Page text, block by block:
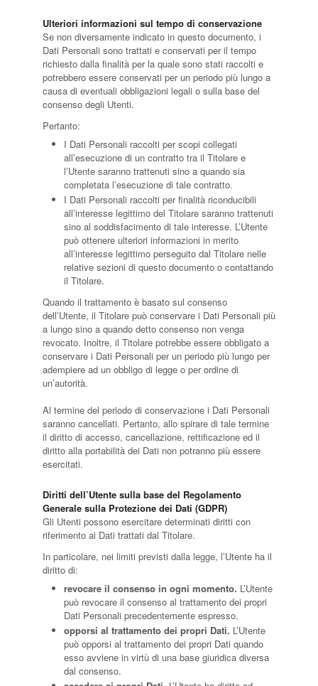
Ulteriori informazioni sul tempo di conservazione
Se non diversamente indicato in questo documento, i
Dati Personali sono trattati e conservati per il tempo
richiesto dalla finalità per la quale sono stati raccolti e
potrebbero essere conservati per un periodo più lungo a
causa di eventuali obbligazioni legali o sulla base del
consenso degli Utenti.
Pertanto:
I Dati Personali raccolti per scopi collegati
all’esecuzione di un contratto tra il Titolare e
l’Utente saranno trattenuti sino a quando sia
completata l’esecuzione di tale contratto.
I Dati Personali raccolti per finalità riconducibili
all’interesse legittimo del Titolare saranno trattenuti
sino al soddisfacimento di tale interesse. L’Utente
può ottenere ulteriori informazioni in merito
all’interesse legittimo perseguito dal Titolare nelle
relative sezioni di questo documento o contattando
il Titolare.
Quando il trattamento è basato sul consenso
dell’Utente, il Titolare può conservare i Dati Personali più
a lungo sino a quando detto consenso non venga
revocato. Inoltre, il Titolare potrebbe essere obbligato a
conservare i Dati Personali per un periodo più lungo per
adempiere ad un obbligo di legge o per ordine di
un’autorità.
Al termine del periodo di conservazione i Dati Personali
saranno cancellati. Pertanto, allo spirare di tale termine
il diritto di accesso, cancellazione, rettificazione ed il
diritto alla portabilità dei Dati non potranno più essere
esercitati.
Diritti dell’Utente sulla base del Regolamento
Generale sulla Protezione dei Dati (GDPR)
Gli Utenti possono esercitare determinati diritti con
riferimento ai Dati trattati dal Titolare.
In particolare, nei limiti previsti dalla legge, l’Utente ha il
diritto di:
revocare il consenso in ogni momento. L’Utente
può revocare il consenso al trattamento dei propri
Dati Personali precedentemente espresso.
opporsi al trattamento dei propri Dati. L’Utente
può opporsi al trattamento dei propri Dati quando
esso avviene in virtù di una base giuridica diversa
dal consenso.